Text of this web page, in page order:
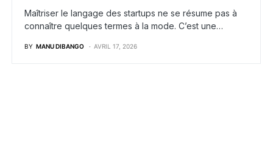
Maîtriser le langage des startups ne se résume pas à
connaître quelques termes à la mode. C’est une…
BY MANU DIBANGO AVRIL 17, 2026